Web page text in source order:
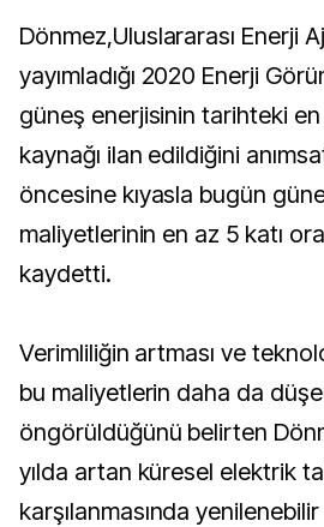
Dönmez,Uluslararası Enerji
yayımladığı 2020 Enerji
güneş enerjisinin tarihteki
kaynağı ilan edildiğini
öncesine kıyasla bugün
maliyetlerinin en az 5 katı
kaydetti.
Verimliliğin artması ve
bu maliyetlerin daha da
öngörüldüğünü belirten
yılda artan küresel elektrik
karşılanmasında yenilenebilir